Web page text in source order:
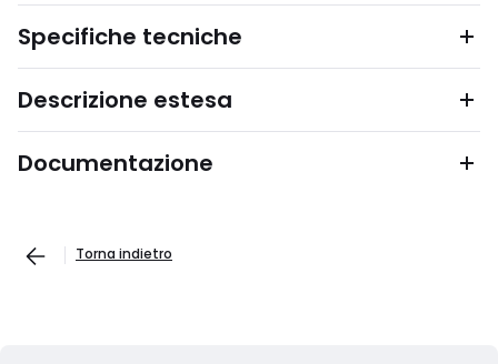
Specifiche tecniche
Descrizione estesa
Documentazione
Torna indietro